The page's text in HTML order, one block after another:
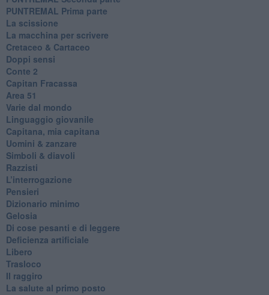
​PUNTREMAL Prima parte
La scissione
La macchina per scrivere
Cretaceo & Cartaceo
Doppi sensi
​Conte 2
​Capitan Fracassa
​Area 51
Varie dal mondo
​Linguaggio giovanile
​Capitana, mia capitana
Uomini & zanzare
​Simboli & diavoli
Razzisti
​L’interrogazione
Pensieri
​Dizionario minimo
Gelosia
Di cose pesanti e di leggere
​Deficienza artificiale
Libero
Trasloco
Il raggiro
​La salute al primo posto